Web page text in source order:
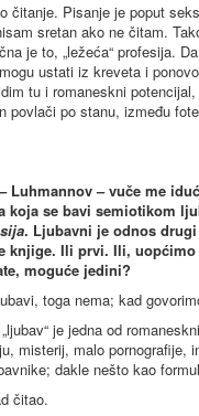
čitanje. Pisanje je poput
sretan ako ne čitam.
je to, „ležeća“ profesija.
ustati iz kreveta i
tu i romaneskni
povlači po stanu, između
Luhmannov – vuče me
koja se bavi semiotikom
. Ljubavni je odnos
knjige. Ili prvi. Ili,
moguće jedini?
toga nema; kad
je jedna od
misterij, malo pornografije,
dakle nešto kao
čitao.